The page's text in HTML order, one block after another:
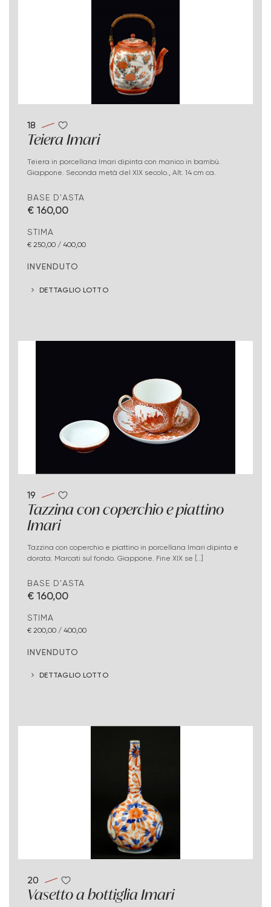
18
Teiera Imari
Teiera in porcellana Imari dipinta con manico in bambù.
Giappone. Seconda metà del XIX secolo., Alt. 14 cm ca.
BASE D'ASTA
€ 160,00
STIMA
€ 250,00 / 400,00
INVENDUTO
DETTAGLIO LOTTO
19
Tazzina con coperchio e piattino
Imari
Tazzina con coperchio e piattino in porcellana Imari dipinta e
dorata. Marcati sul fondo. Giappone. Fine XIX se [..]
BASE D'ASTA
€ 160,00
STIMA
€ 200,00 / 400,00
INVENDUTO
DETTAGLIO LOTTO
20
Vasetto a bottiglia Imari